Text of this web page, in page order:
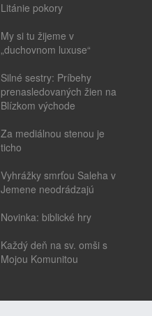
Litánie pokory
My si tu žijeme v
„duchovnom luxuse“
Silné sestry: Príbehy
prenasledovaných žien na
Blízkom východe
Za mediálnou stenou je
ticho
Vyhrážky smrťou Saleha v
Jemene neodrádzajú
Novinka: biblické hry
Každý deň na sv. omši s
Mojou Komunitou